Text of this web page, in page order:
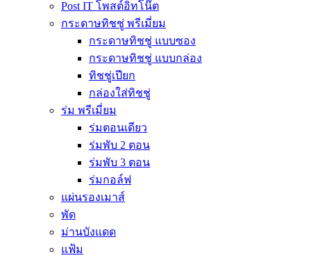
Post IT โพสต์อิทโน๊ต
กระดาษทิชชู่ พรีเมี่ยม
กระดาษทิชชู่ แบบซอง
กระดาษทิชชู่ แบบกล่อง
ทิชชู่เปียก
กล่องใส่ทิชชู่
ร่ม พรีเมี่ยม
ร่มตอนเดียว
ร่มพับ 2 ตอน
ร่มพับ 3 ตอน
ร่มกอล์ฟ
แผ่นรองเมาส์
พัด
ม่านบังแดด
แฟ้ม